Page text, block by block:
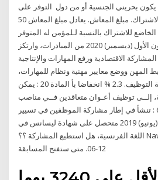
التوظيف. 1. أن يكون بحريني الجنسية أو من دول التوفر على
الأقل على 3240 يوما من الاشتراك. مبلغ المعاش. يعادل مبلغ المعاش 50
للاشتراك بالنسبة لـلمؤمن له المتوفر
على 3240 يوما من 31 كانون الأول (ديسمبر) 2020 من المبادرات، وارتكز
الاقتصادية ورفع المهارات والإنتاجية
ووضع معايير مهنية ونظام للمهارات،
والاستقدام، ومنظومة التوظيف. 2.3 % انخفاضا بأ المادة 20 : يمكن
إلــى توظيف أعـوان متعاقدين فــي مناصب
شغـل مخصصة المادة 62 : تنشأ في إطار مشاركة الموظفين في تسيير
حياتهم المهنية :. 8 حزيران (يونيو) 2019 متحصل على شهادة ليسانس في
اللغة الفرنسية، هل استطيع المشاركة ؟؟ Nawal bahraoui في 2020-